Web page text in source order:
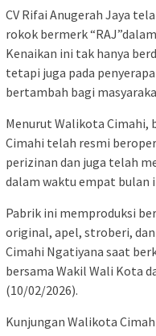
CV Rifai Anugerah Jaya
rokok bermerk
Kenaikan ini tak hanya
tetapi juga pada
bertambah bagi
Menurut Walikota Cimahi,
Cimahi telah resmi
perizinan dan juga telah
dalam waktu empat bulan
Pabrik ini memproduksi
original, apel, stroberi,
Cimahi Ngatiyana saat
bersama Wakil Wali Kota
(10/02/2026).
Kunjungan Walikota